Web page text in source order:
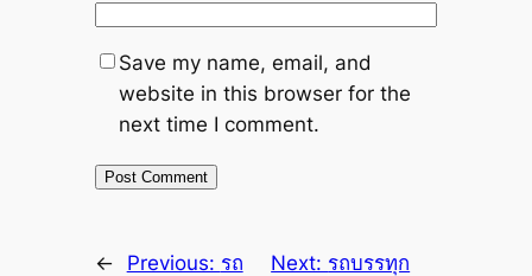
Save my name, email, and
website in this browser for the
next time I comment.
← Previous: รถ
Next: รถบรรทุก